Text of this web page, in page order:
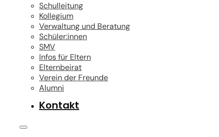
Schulleitung
Kollegium
Verwaltung und Beratung
Schüler:innen
SMV
Infos für Eltern
Elternbeirat
Verein der Freunde
Alumni
Kontakt